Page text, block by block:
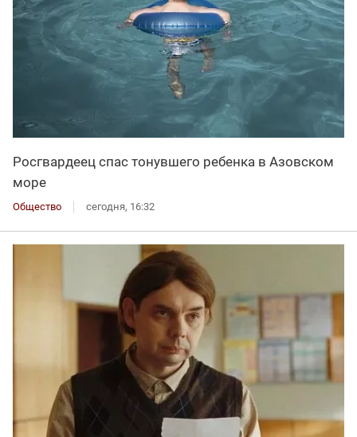
Росгвардеец спас тонувшего ребенка в Азовском
море
Общество сегодня, 16:32